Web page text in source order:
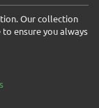
Our collection
ensure you always